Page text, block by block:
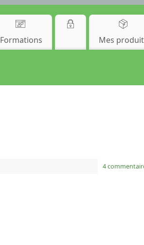
Formations Mes
4